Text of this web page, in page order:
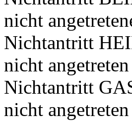
nicht
Nichtantritt
nicht
Nichtantritt
nicht